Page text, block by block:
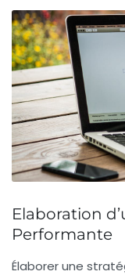
Elaboration
Performante
Élaborer une